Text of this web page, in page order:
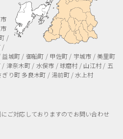
/
/
城町 / 御船町 / 甲佐町 / 宇城市 / 美里町
津奈木町 / 水俣市 / 球磨村 / 山江村 / 五
り町 多良木町 / 湯前町 / 水上村
ご対応しておりますのでお問い合わせ